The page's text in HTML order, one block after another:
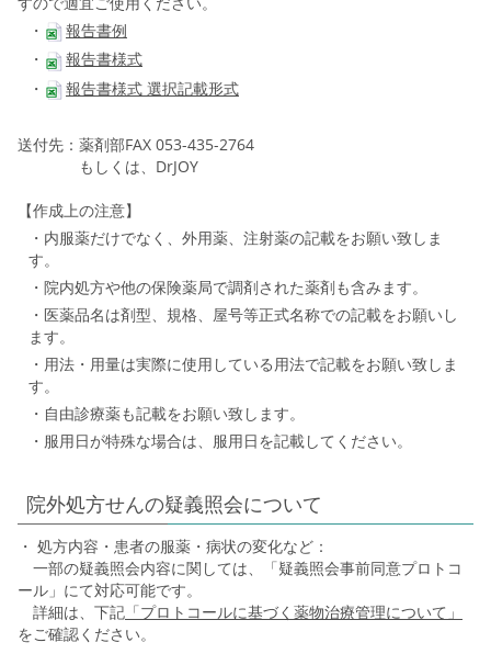
・
報告書例
・
報告書様式
・
報告書様式 選択記載形式
送付先：薬剤部FAX 053-435-2764
もしくは、DrJOY
【作成上の注意】
・内服薬だけでなく、外用薬、注射薬の記載をお願い致しま
す。
・院内処方や他の保険薬局で調剤された薬剤も含みます。
・医薬品名は剤型、規格、屋号等正式名称での記載をお願いし
ます。
・用法・用量は実際に使用している用法で記載をお願い致しま
す。
・自由診療薬も記載をお願い致します。
・服用日が特殊な場合は、服用日を記載してください。
院外処方せんの疑義照会について
・ 処方内容・患者の服薬・病状の変化など：
一部の疑義照会内容に関しては、「疑義照会事前同意プロトコ
ール」にて対応可能です。
詳細は、下記 「プロトコールに基づく薬物治療管理について」
をご確認ください。